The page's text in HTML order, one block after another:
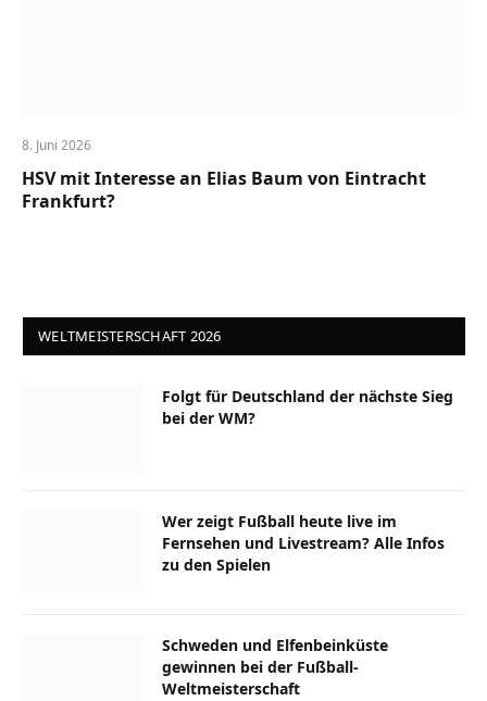
8. Juni 2026
HSV mit Interesse an Elias Baum von Eintracht
Frankfurt?
WELTMEISTERSCHAFT 2026
Folgt für Deutschland der nächste Sieg
bei der WM?
Wer zeigt Fußball heute live im
Fernsehen und Livestream? Alle Infos
zu den Spielen
Schweden und Elfenbeinküste
gewinnen bei der Fußball-
Weltmeisterschaft